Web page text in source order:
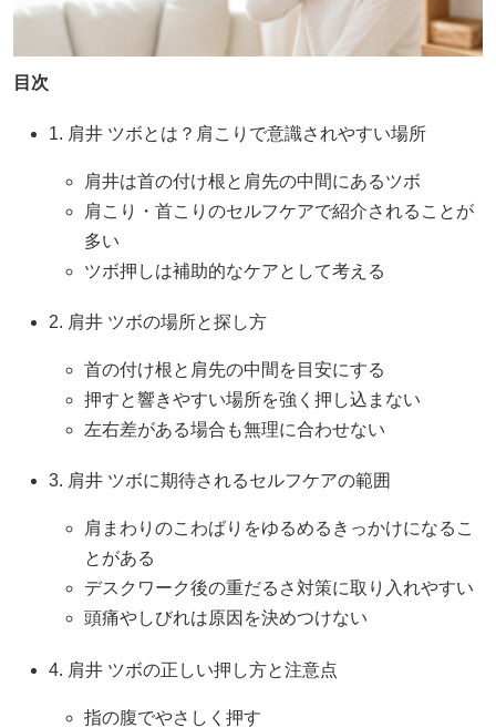
目次
1. 肩井 ツボとは？肩こりで意識されやすい場所
肩井は首の付け根と肩先の中間にあるツボ
肩こり・首こりのセルフケアで紹介されることが
多い
ツボ押しは補助的なケアとして考える
2. 肩井 ツボの場所と探し方
首の付け根と肩先の中間を目安にする
押すと響きやすい場所を強く押し込まない
左右差がある場合も無理に合わせない
3. 肩井 ツボに期待されるセルフケアの範囲
肩まわりのこわばりをゆるめるきっかけになるこ
とがある
デスクワーク後の重だるさ対策に取り入れやすい
頭痛やしびれは原因を決めつけない
4. 肩井 ツボの正しい押し方と注意点
指の腹でやさしく押す